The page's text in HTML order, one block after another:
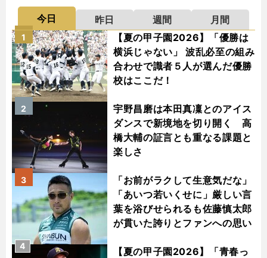
今日 昨日 週間
月間
【夏の甲子園2026】「優勝は
横浜じゃない」 波乱必至の組み
合わせで識者５人が選んだ優勝
校はここだ！
1
宇野昌磨は本田真凜とのアイス
ダンスで新境地を切り開く 高
橋大輔の証言とも重なる課題と
楽しさ
2
「お前がラクして生意気だな」
「あいつ若いくせに」厳しい言
葉を浴びせられるも佐藤慎太郎
が貫いた誇りとファンへの思い
3
【夏の甲子園2026】「青春っ
4